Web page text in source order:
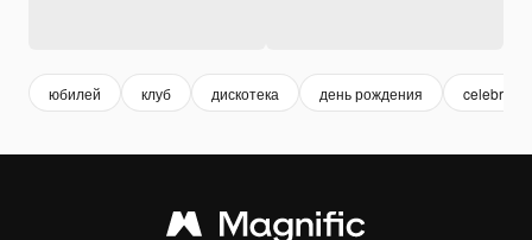
юбилей клуб дискотека день рождения